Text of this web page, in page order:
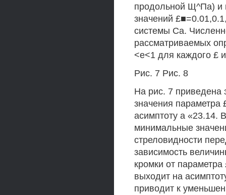
продольной Щ^Па) и
значений
системы Са.
рассматриваемых
<е<1 для каждого £
Рис. 7 Рис. 8
На рис. 7 приведена
значения параметра
асимптоту а «23.14.
минимальные
стреловидности
зависимость
кромки от
выходит на
приводит к